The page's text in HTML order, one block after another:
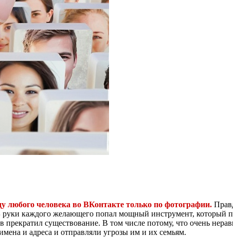
любого человека во ВКонтакте только по фотографии.
каждого желающего попал мощный инструмент, который
прекратил существование. В том числе потому, что очень
и адреса и отправляли угрозы им и их семьям.